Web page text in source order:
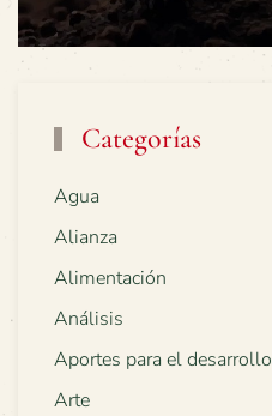
Categorías
Agua
Alianza
Alimentación
Análisis
Aportes para el desarrollo
Arte